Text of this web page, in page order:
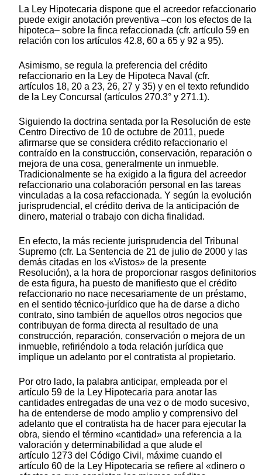
La Ley Hipotecaria dispone que el acreedor refaccionario
puede exigir anotación preventiva –con los efectos de la
hipoteca– sobre la finca refaccionada (cfr. artículo 59 en
relación con los artículos 42.8, 60 a 65 y 92 a 95).
Asimismo, se regula la preferencia del crédito
refaccionario en la Ley de Hipoteca Naval (cfr.
artículos 18, 20 a 23, 26, 27 y 35) y en el texto refundido
de la Ley Concursal (artículos 270.3° y 271.1).
Siguiendo la doctrina sentada por la Resolución de este
Centro Directivo de 10 de octubre de 2011, puede
afirmarse que se considera crédito refaccionario el
contraído en la construcción, conservación, reparación o
mejora de una cosa, generalmente un inmueble.
Tradicionalmente se ha exigido a la figura del acreedor
refaccionario una colaboración personal en las tareas
vinculadas a la cosa refaccionada. Y según la evolución
jurisprudencial, el crédito deriva de la anticipación de
dinero, material o trabajo con dicha finalidad.
En efecto, la más reciente jurisprudencia del Tribunal
Supremo (cfr. La Sentencia de 21 de julio de 2000 y las
demás citadas en los «Vistos» de la presente
Resolución), a la hora de proporcionar rasgos definitorios
de esta figura, ha puesto de manifiesto que el crédito
refaccionario no nace necesariamente de un préstamo,
en el sentido técnico-jurídico que ha de darse a dicho
contrato, sino también de aquellos otros negocios que
contribuyan de forma directa al resultado de una
construcción, reparación, conservación o mejora de un
inmueble, refiriéndolo a toda relación jurídica que
implique un adelanto por el contratista al propietario.
Por otro lado, la palabra anticipar, empleada por el
artículo 59 de la Ley Hipotecaria para anotar las
cantidades entregadas de una vez o de modo sucesivo,
ha de entenderse de modo amplio y comprensivo del
adelanto que el contratista ha de hacer para ejecutar la
obra, siendo el término «cantidad» una referencia a la
valoración y determinabilidad a que alude el
artículo 1273 del Código Civil, máxime cuando el
artículo 60 de la Ley Hipotecaria se refiere al «dinero o